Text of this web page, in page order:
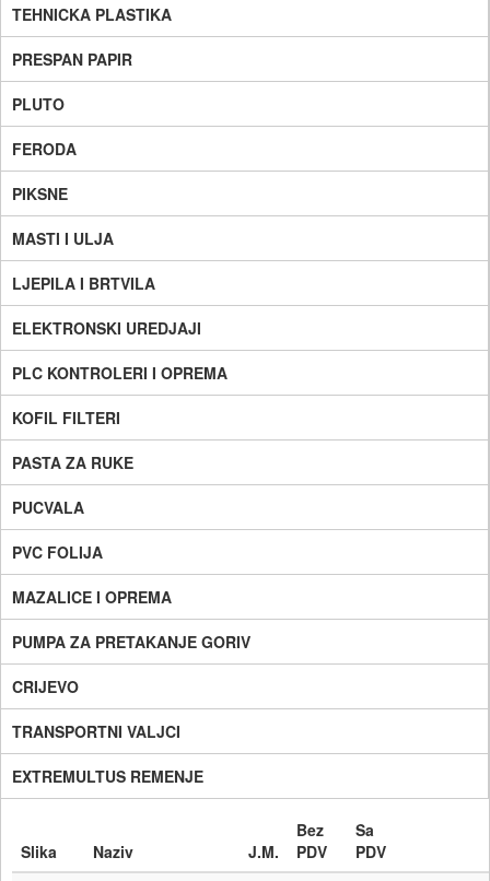
TEHNICKA PLASTIKA
PRESPAN PAPIR
PLUTO
FERODA
PIKSNE
MASTI I ULJA
LJEPILA I BRTVILA
ELEKTRONSKI UREDJAJI
PLC KONTROLERI I OPREMA
KOFIL FILTERI
PASTA ZA RUKE
PUCVALA
PVC FOLIJA
MAZALICE I OPREMA
PUMPA ZA PRETAKANJE GORIV
CRIJEVO
TRANSPORTNI VALJCI
EXTREMULTUS REMENJE
Slika Naziv J.M.
Bez
PDV
Sa
PDV